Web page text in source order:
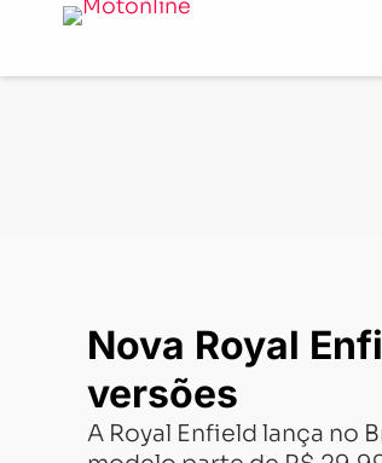
Nova
Nova Royal
versões
A Royal Enfield lança no